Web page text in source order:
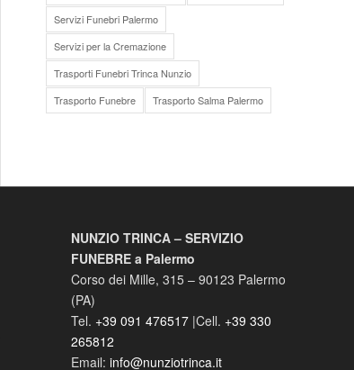
Servizi Funebri Palermo
Servizi per la Cremazione
Trasporti Funebri Trinca Nunzio
Trasporto Funebre
Trasporto Salma Palermo
NUNZIO TRINCA – SERVIZIO
FUNEBRE a Palermo
Corso dei Mille, 315 – 90123 Palermo
(PA)
Tel. +39 091 476517|Cell. +39 330
265812
Email: info@nunziotrinca.it